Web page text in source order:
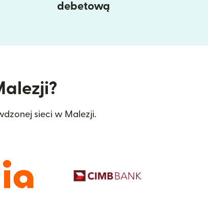
debetową
sieci w Malezji.